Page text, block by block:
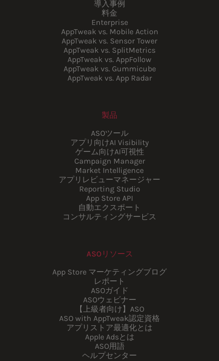
導入事例
料金
Enterprise
AppTweak vs. Mobile Action
AppTweak vs. Sensor Tower
AppTweak vs. SplitMetrics
AppTweak vs. AppFollow
AppTweak vs. Gummicube
AppTweak vs. App Radar
製品
ASOツール
アプリ向けAI Visibility
ゲーム向けAI可視性
Campaign Manager
Market Intelligence
アプリレビューマネージャー
Reporting Studio
App Store API
自動エクスポート
コンサルティングサービス
ASOリソース
App Store マーケティングブログ
レポート
ASOガイド
ASOウェビナー
【上級者向け】ASO
ASO with AppTweak認定資格
アプリストア最適化とは
Apple Adsとは
ASO用語
ヘルプセンター